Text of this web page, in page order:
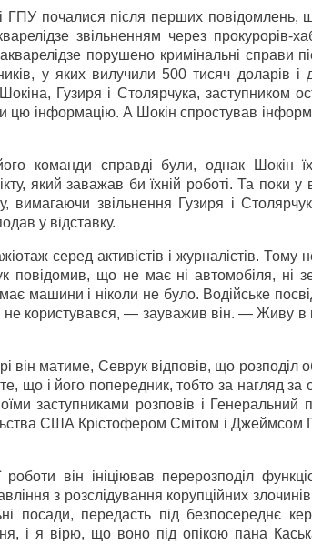
ГПУ почалися після перших повідомлень,
звільненням через прокурорів-
порушено кримінальні справи
у яких вилучили 500 тисяч доларів і
Гузиря і Столярчука, заступником
цю інформацію. А Шокін спростував
команди справді були, однак Шокін
який заважав би їхній роботі. Та поки у
вимагаючи звільнення Гузиря і
у відставку.
серед активістів і журналістів. Тому
повідомив, що не має ні автомобіля, ні
машини і ніколи не було. Водійське
користувався, — зауважив він. — Живу в
він матиме, Севрук відповів, що розподіл
що і його попередник, тобто за нагляд за
заступниками розповів і Генеральний
США Крістофером Смітом і Джеймсом
він ініціював перерозподіл
з розслідування корупційних
посади, передасть під безпосереднє
і я вірю, що воно під опікою пана